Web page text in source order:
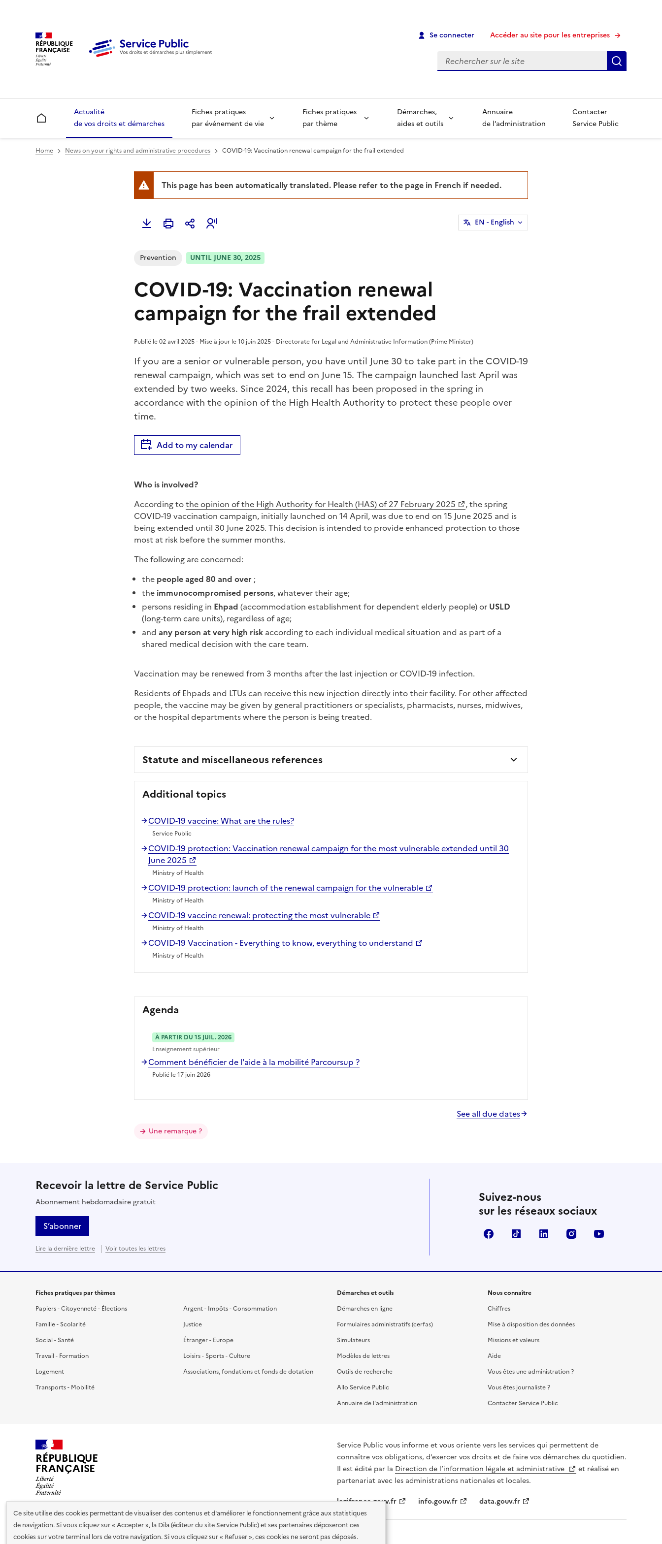
Ce site utilise des cookies permettant de visualiser des contenus et d'améliorer le fonctionnement grâce aux statistiques
de navigation. Si vous cliquez sur « Accepter », la Dila (éditeur du site Service Public) et ses partenaires déposeront ces
cookies sur votre terminal lors de votre navigation. Si vous cliquez sur « Refuser », ces cookies ne seront pas déposés.
RÉPUBLIQUE
FRANÇAISE
Se connecter Accéder au site pour les entreprises
Recherche
Accueil
Actualité
de vos droits et démarches
Fiches pratiques
par événement de vie
Fiches pratiques
par thème
Démarches,
aides et outils
Annuaire
de l’administration
Contacter
Service Public
Home News on your rights and administrative procedures COVID-19: Vaccination renewal campaign for the frail extended
This page has been automatically translated. Please refer to the page in French if needed.
EN - English
Prevention UNTIL JUNE 30, 2025
COVID-19: Vaccination renewal
campaign for the frail extended
Publié le 02 avril 2025 - Mise à jour le 10 juin 2025 - Directorate for Legal and Administrative Information (Prime Minister)
If you are a senior or vulnerable person, you have until June 30 to take part in the COVID-19
renewal campaign, which was set to end on June 15. The campaign launched last April was
extended by two weeks. Since 2024, this recall has been proposed in the spring in
accordance with the opinion of the High Health Authority to protect these people over
time.
Add to my calendar
Who is involved?
According tothe opinion of the High Authority for Health (HAS) of 27 February 2025
, the spring
COVID-19 vaccination campaign, initially launched on 14 April, was due to end on 15 June 2025 and is
being extended until 30 June 2025. This decision is intended to provide enhanced protection to those
most at risk before the summer months.
The following are concerned:
the people aged 80 and over ;
the immunocompromised persons, whatever their age;
persons residing in Ehpad (accommodation establishment for dependent elderly people) or USLD
(long-term care units), regardless of age;
and any person at very high risk according to each individual medical situation and as part of a
shared medical decision with the care team.
Vaccination may be renewed from 3 months after the last injection or COVID-19 infection.
Residents of Ehpads and LTUs can receive this new injection directly into their facility. For other affected
people, the vaccine may be given by general practitioners or specialists, pharmacists, nurses, midwives,
or the hospital departments where the person is being treated.
Statute and miscellaneous references
Additional topics
COVID-19 vaccine: What are the rules?
Service Public
COVID-19 protection: Vaccination renewal campaign for the most vulnerable extended until 30
June 2025
Ministry of Health
COVID-19 protection: launch of the renewal campaign for the vulnerable
Ministry of Health
COVID-19 vaccine renewal: protecting the most vulnerable
Ministry of Health
COVID-19 Vaccination - Everything to know, everything to understand
Ministry of Health
Agenda
À PARTIR DU 15 JUIL. 2026
Enseignement supérieur
Comment bénéficier de l'aide à la mobilité Parcoursup ?
Publié le 17 juin 2026
See all due dates
Une remarque ?
Recevoir la lettre de Service Public
Abonnement hebdomadaire gratuit
S’abonner
Lire la dernière lettre Voir toutes les lettres
Suivez-nous
sur les réseaux sociaux
FacebookTikTok LinkedIn Instagram
Fiches pratiques par thèmes
Papiers - Citoyenneté - Élections
Famille - Scolarité
Social - Santé
Travail - Formation
Logement
Transports - Mobilité
Argent - Impôts - Consommation
Justice
Étranger - Europe
Loisirs - Sports - Culture
Associations, fondations et fonds de dotation
Démarches et outils
Démarches en ligne
Formulaires administratifs (cerfas)
Simulateurs
Modèles de lettres
Outils de recherche
Allo Service Public
Annuaire de l'administration
Nous connaître
Chiffres
Mise à disposition des données
Missions et valeurs
Aide
Vous êtes une administration ?
Vous êtes journaliste ?
Contacter Service Public
RÉPUBLIQUE
FRANÇAISE
Service Public vous informe et vous oriente vers les services qui permettent de
connaître vos obligations, d’exercer vos droits et de faire vos démarches du quotidien.
Il est édité par la Direction de l’information légale et administrative
et réalisé en
partenariat avec les administrations nationales et locales.
legifrance.gouv.fr
info.gouv.fr data.gouv.fr
Nos partenaires